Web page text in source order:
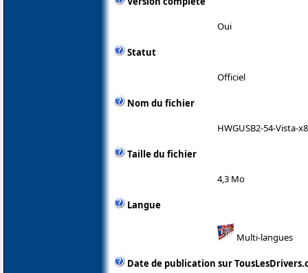
Oui
Statut
Officiel
Nom du fichier
HWGUSB2-54-Vista-
Taille du fichier
4,3 Mo
Langue
Multi-langues
Date de publication sur